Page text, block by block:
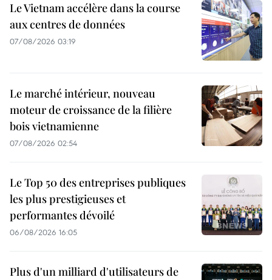
Le Vietnam accélère dans la course
aux centres de données
07/08/2026 03:19
Le marché intérieur, nouveau
moteur de croissance de la filière
bois vietnamienne
07/08/2026 02:54
Le Top 50 des entreprises publiques
les plus prestigieuses et
performantes dévoilé
06/08/2026 16:05
Plus d'un milliard d'utilisateurs de